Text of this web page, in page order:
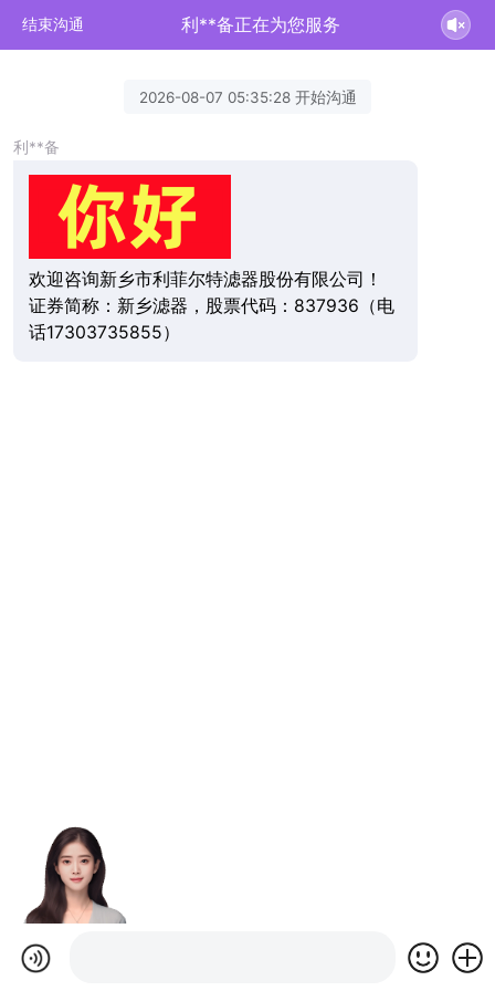
结束沟通 利**备正在为您服务
2026-08-07 05:35:28 开始沟通
利**备
欢迎咨询新乡市利菲尔特滤器股份有限公司！
证券简称：新乡滤器，股票代码：837936（电
话17303735855）